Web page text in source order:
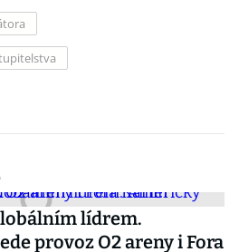
lídrem.
provoz O2 areny i Fora